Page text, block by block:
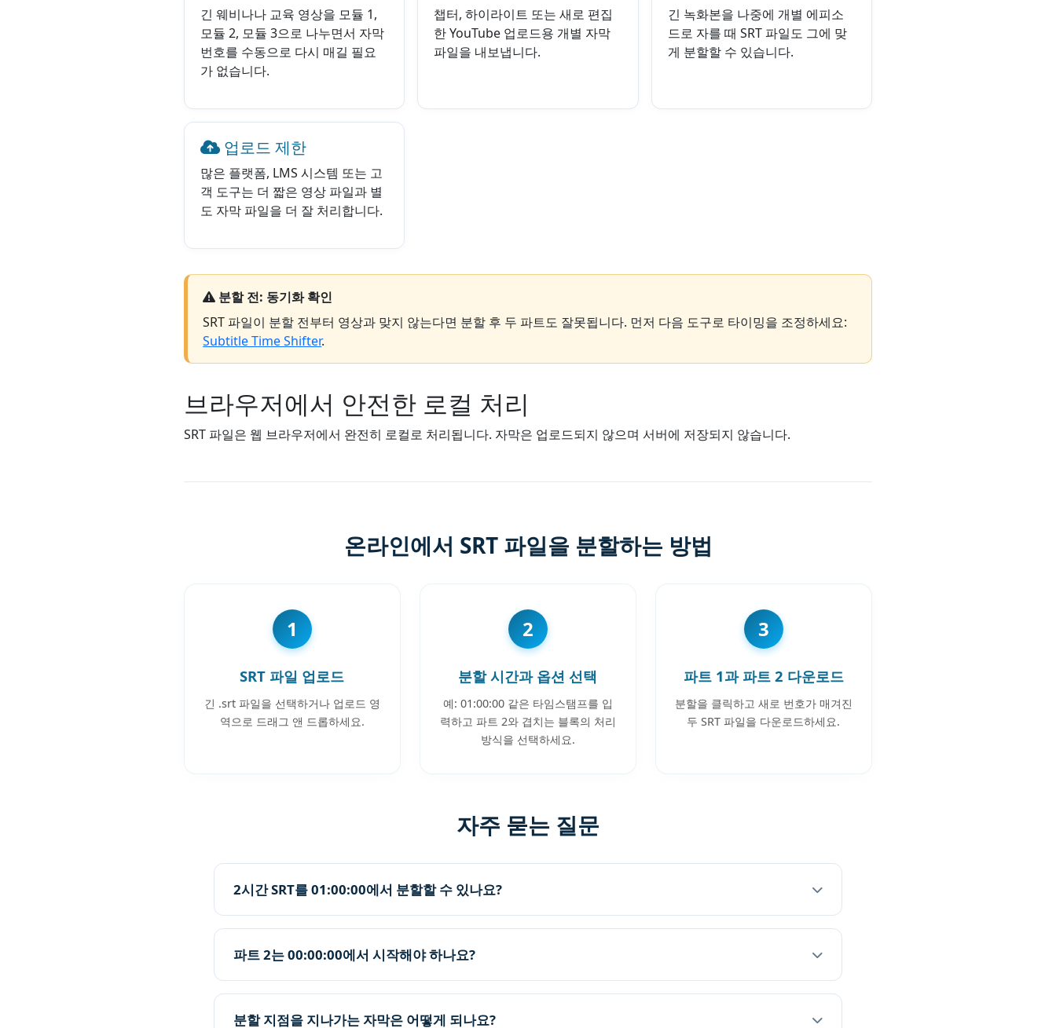
긴 웨비나나 교육 영상을 모듈 1,
모듈 2, 모듈 3으로 나누면서 자막
번호를 수동으로 다시 매길 필요
가 없습니다.
챕터, 하이라이트 또는 새로 편집
한 YouTube 업로드용 개별 자막
파일을 내보냅니다.
긴 녹화본을 나중에 개별 에피소
드로 자를 때 SRT 파일도 그에 맞
게 분할할 수 있습니다.
업로드 제한
많은 플랫폼, LMS 시스템 또는 고
객 도구는 더 짧은 영상 파일과 별
도 자막 파일을 더 잘 처리합니다.
분할 전: 동기화 확인
SRT 파일이 분할 전부터 영상과 맞지 않는다면 분할 후 두 파트도 잘못됩니다. 먼저 다음 도구로 타이밍을 조정하세요:
Subtitle Time Shifter.
브라우저에서 안전한 로컬 처리
SRT 파일은 웹 브라우저에서 완전히 로컬로 처리됩니다. 자막은 업로드되지 않으며 서버에 저장되지 않습니다.
온라인에서 SRT 파일을 분할하는 방법
1
SRT 파일 업로드
긴 .srt 파일을 선택하거나 업로드 영
역으로 드래그 앤 드롭하세요.
2
분할 시간과 옵션 선택
예: 01:00:00 같은 타임스탬프를 입
력하고 파트 2와 겹치는 블록의 처리
방식을 선택하세요.
3
파트 1과 파트 2 다운로드
분할을 클릭하고 새로 번호가 매겨진
두 SRT 파일을 다운로드하세요.
자주 묻는 질문
2시간 SRT를 01:00:00에서 분할할 수 있나요?
파트 2는 00:00:00에서 시작해야 하나요?
분할 지점을 지나가는 자막은 어떻게 되나요?